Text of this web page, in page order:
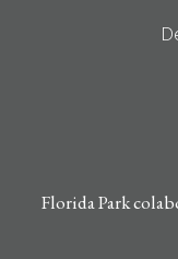
Florida Park